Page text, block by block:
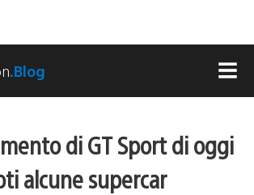
.Blog
di GT Sport di oggi
alcune supercar